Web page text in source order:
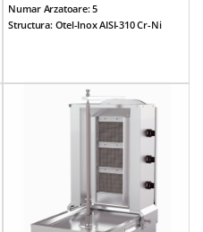
Numar Arzatoare: 5
Structura: Otel-Inox AISI-310 Cr-Ni
Prevazut Cu 5 Arzatoare Late Pentru O
Suprafata Mai Mare De Gatire
Motor Reversibil, Amplasat In Partea
Tava Sustinere Carne Reglabila
Echipat Cu Valva De Siguranta Gaz
Greutate Echipamente: 65 Kg
*Accesorii Incluse: Aripioare Si Tava